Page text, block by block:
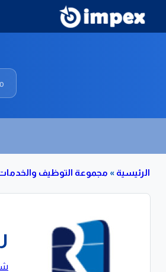
الرئيسية » مجموعة التوظيف والخدمات